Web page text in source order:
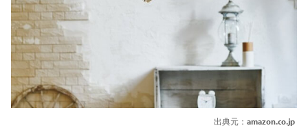
出典元： amazon.co.jp